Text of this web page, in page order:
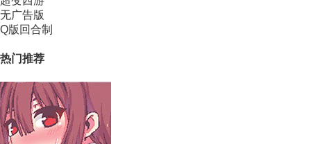
无广告版
Q版回合制
热门推荐